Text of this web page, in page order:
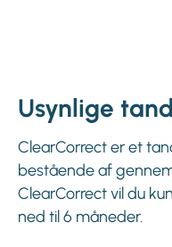
Usynlige
ClearCorrect er et
bestående af
ClearCorrect vil du
ned til 6 måneder.